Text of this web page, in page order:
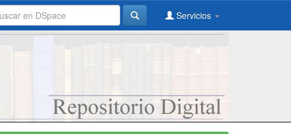
Servicios